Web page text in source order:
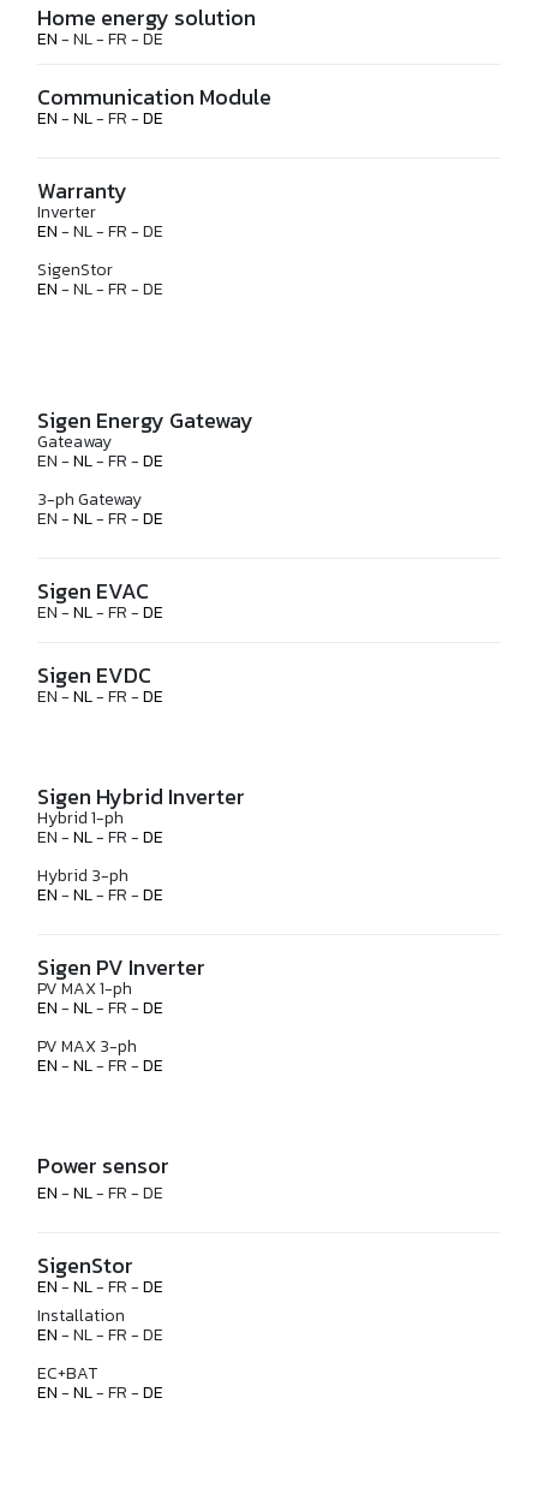
Home energy solution
EN- NL - FR - DE
Communication Module
EN-NL- FR -DE
Warranty
Inverter
EN- NL - FR - DE
SigenStor
EN- NL - FR - DE
Sigen Energy Gateway
Gateaway
EN -NL- FR -DE
3-ph Gateway
EN -NL- FR -DE
Sigen EVAC
EN -NL- FR -DE
Sigen EVDC
EN -NL- FR -DE
Sigen Hybrid Inverter
Hybrid 1-ph
EN -NL- FR -DE
Hybrid 3-ph
EN-NL- FR -DE
Sigen PV Inverter
PV MAX 1-ph
EN-NL- FR -DE
PV MAX 3-ph
EN-NL- FR -DE
Power sensor
EN-NL- FR - DE
SigenStor
EN-NL- FR -DE
Installation
EN- NL - FR - DE
EC+BAT
EN-NL- FR -DE